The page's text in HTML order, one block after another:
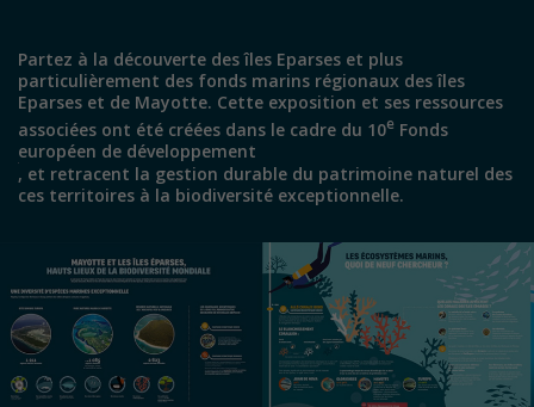
Partez à la découverte des îles Eparses et plus
particulièrement des fonds marins régionaux des îles
Eparses et de Mayotte. Cette exposition et ses ressources
associées ont été créées dans le cadre du 10e Fonds
européen de développement
, et retracent la gestion durable du patrimoine naturel des
ces territoires à la biodiversité exceptionnelle.